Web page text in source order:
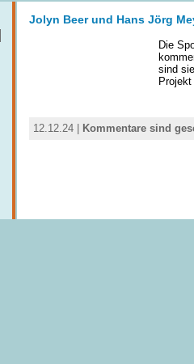
Jolyn Beer und Hans Jörg
Die
sind
12.12.24 | Kommentare sind